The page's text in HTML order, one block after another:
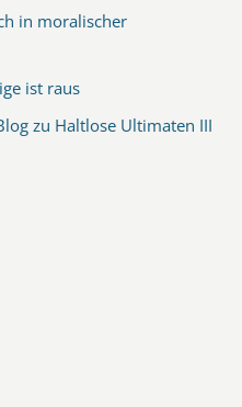
in moralischer
ist raus
zu Haltlose Ultimaten III